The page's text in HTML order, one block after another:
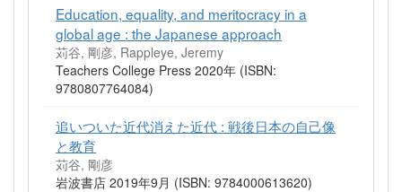
Education, equality, and meritocracy in a
global age : the Japanese approach
苅谷, 剛彦, Rappleye, Jeremy
Teachers College Press 2020年 (ISBN:
9780807764084)
追いついた近代消えた近代 : 戦後日本の自己像
と教育
苅谷, 剛彦
岩波書店 2019年9月 (ISBN: 9784000613620)